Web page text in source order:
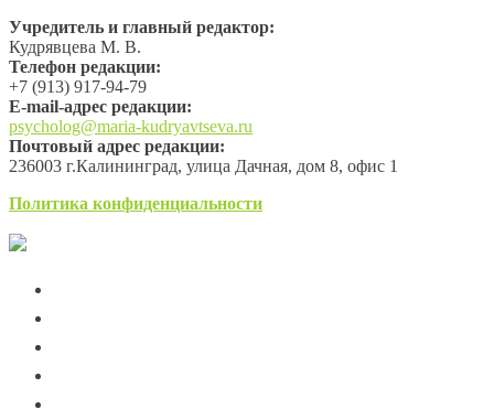
Учредитель и главный редактор:
Кудрявцева М. В.
Телефон редакции:
+7 (913) 917-94-79
Е-mail-адрес редакции:
psycholog@maria-kudryavtseva.ru
Почтовый адрес редакции:
236003 г.Калининград, улица Дачная, дом 8, офис 1
Политика конфиденциальности